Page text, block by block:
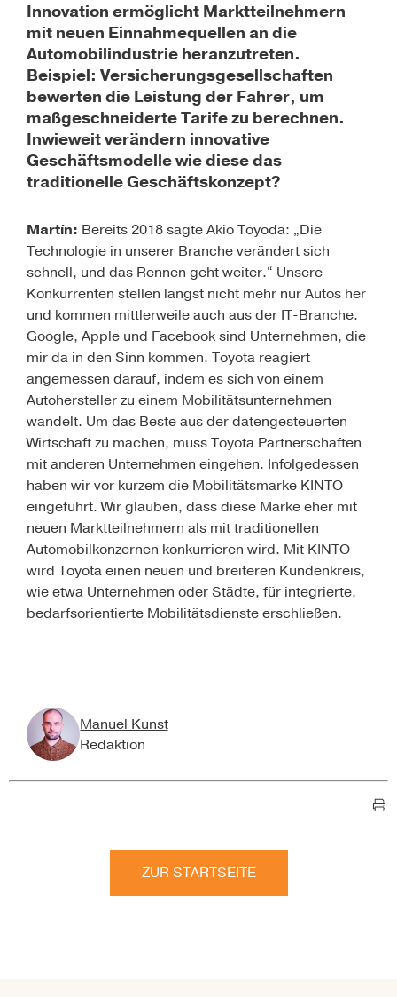
Innovation ermöglicht Marktteilnehmern
mit neuen Einnahmequellen an die
Automobilindustrie heranzutreten.
Beispiel: Versicherungsgesellschaften
bewerten die Leistung der Fahrer, um
maßgeschneiderte Tarife zu berechnen.
Inwieweit verändern innovative
Geschäftsmodelle wie diese das
traditionelle Geschäftskonzept?
Martín: Bereits 2018 sagte Akio Toyoda: „Die
Technologie in unserer Branche verändert sich
schnell, und das Rennen geht weiter.“ Unsere
Konkurrenten stellen längst nicht mehr nur Autos her
und kommen mittlerweile auch aus der IT-Branche.
Google, Apple und Facebook sind Unternehmen, die
mir da in den Sinn kommen. Toyota reagiert
angemessen darauf, indem es sich von einem
Autohersteller zu einem Mobilitätsunternehmen
wandelt. Um das Beste aus der datengesteuerten
Wirtschaft zu machen, muss Toyota Partnerschaften
mit anderen Unternehmen eingehen. Infolgedessen
haben wir vor kurzem die Mobilitätsmarke KINTO
eingeführt. Wir glauben, dass diese Marke eher mit
neuen Marktteilnehmern als mit traditionellen
Automobilkonzernen konkurrieren wird. Mit KINTO
wird Toyota einen neuen und breiteren Kundenkreis,
wie etwa Unternehmen oder Städte, für integrierte,
bedarfsorientierte Mobilitätsdienste erschließen.
Manuel Kunst
Redaktion
ZUR STARTSEITE